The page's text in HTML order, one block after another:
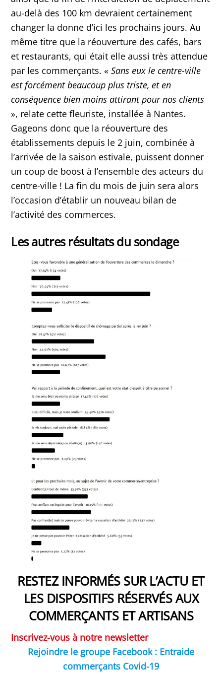
au-delà des 100 km devraient certainement
changer la donne d’ici les prochains jours. Au
même titre que la réouverture des cafés, bars
et restaurants, qui était elle aussi très attendue
par les commerçants. «Sans eux le centre-ville
est forcément beaucoup plus triste, et en
conséquence bien moins attirant pour nos clients
», relate cette fleuriste, installée à Nantes.
Gageons donc que la réouverture des
établissements depuis le 2 juin, combinée à
l’arrivée de la saison estivale, puissent donner
un coup de boost à l’ensemble des acteurs du
centre-ville ! La fin du mois de juin sera alors
l’occasion d’établir un nouveau bilan de
l’activité des commerces.
Les autres résultats du sondage
RESTEZ INFORMÉS SUR L’ACTU ET
LES DISPOSITIFS RÉSERVÉS AUX
COMMERÇANTS ET ARTISANS
Inscrivez-vous à notre newsletter
Rejoindre le groupe Facebook : Entraide
commerçants Covid-19